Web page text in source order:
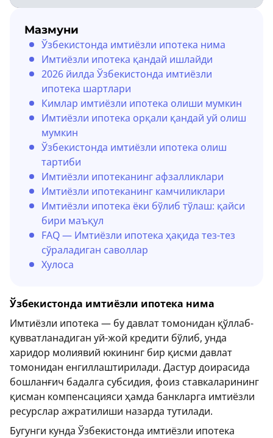
Мазмуни
Ўзбекистонда имтиёзли ипотека нима
Имтиёзли ипотека қандай ишлайди
2026 йилда Ўзбекистонда имтиёзли
ипотека шартлари
Кимлар имтиёзли ипотека олиши мумкин
Имтиёзли ипотека орқали қандай уй олиш
мумкин
Ўзбекистонда имтиёзли ипотека олиш
тартиби
Имтиёзли ипотеканинг афзалликлари
Имтиёзли ипотеканинг камчиликлари
Имтиёзли ипотека ёки бўлиб тўлаш: қайси
бири маъқул
FAQ — Имтиёзли ипотека ҳақида тез-тез
сўраладиган саволлар
Хулоса
Ўзбекистонда имтиёзли ипотека нима
Имтиёзли ипотека — бу давлат томонидан қўллаб-
қувватланадиган уй-жой кредити бўлиб, унда
харидор молиявий юкининг бир қисми давлат
томонидан енгиллаштирилади. Дастур доирасида
бошланғич бадалга субсидия, фоиз ставкаларининг
қисман компенсацияси ҳамда банкларга имтиёзли
ресурслар ажратилиши назарда тутилади.
Бугунги кунда Ўзбекистонда имтиёзли ипотека